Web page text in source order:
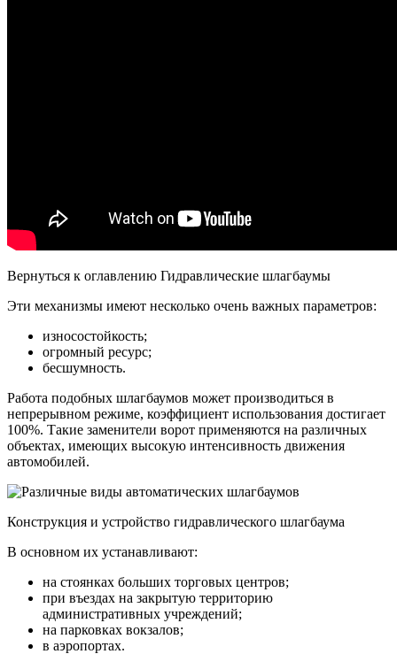
Вернуться к оглавлению Гидравлические шлагбаумы
Эти механизмы имеют несколько очень важных параметров:
износостойкость;
огромный ресурс;
бесшумность.
Работа подобных шлагбаумов может производиться в
непрерывном режиме, коэффициент использования достигает
100%. Такие заменители ворот применяются на различных
объектах, имеющих высокую интенсивность движения
автомобилей.
Конструкция и устройство гидравлического шлагбаума
В основном их устанавливают:
на стоянках больших торговых центров;
при въездах на закрытую территорию
административных учреждений;
на парковках вокзалов;
в аэропортах.